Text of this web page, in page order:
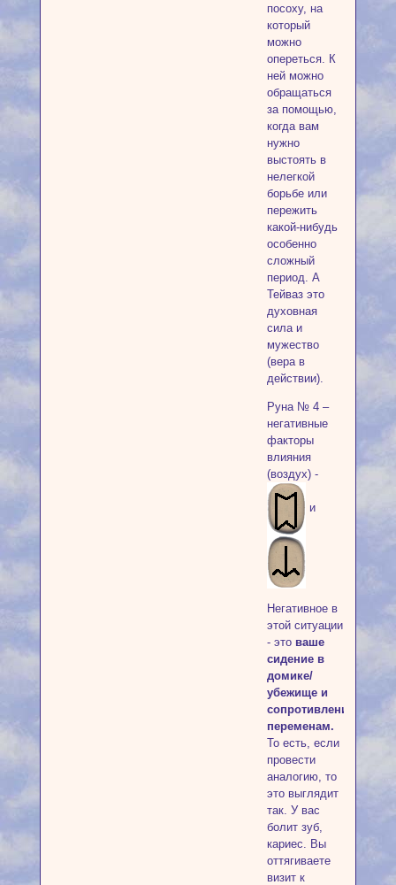
посоху, на
который
можно
опереться. К
ней можно
обращаться
за помощью,
когда вам
нужно
выстоять в
нелегкой
борьбе или
пережить
какой-нибудь
особенно
сложный
период. А
Тейваз это
духовная
сила и
мужество
(вера в
действии).
Руна № 4 –
негативные
факторы
влияния
(воздух) -
и
Негативное в
этой ситуации
- это ваше
сидение в
домике/
убежище и
сопротивление
переменам.
То есть, если
провести
аналогию, то
это выглядит
так. У вас
болит зуб,
кариес. Вы
оттягиваете
визит к